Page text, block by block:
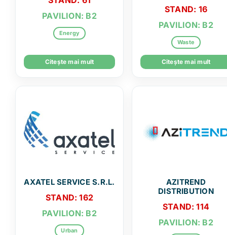
PAVILION: B2
Energy
Citește mai mult
STAND: 16
PAVILION: B2
Waste
Citește mai mult
AXATEL SERVICE S.R.L.
STAND: 162
PAVILION: B2
Urban
AZITREND
DISTRIBUTION
STAND: 114
PAVILION: B2